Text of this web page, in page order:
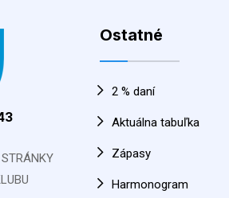
Ostatné
2 % daní
Aktuálna tabuľka
Zápasy
Harmonogram